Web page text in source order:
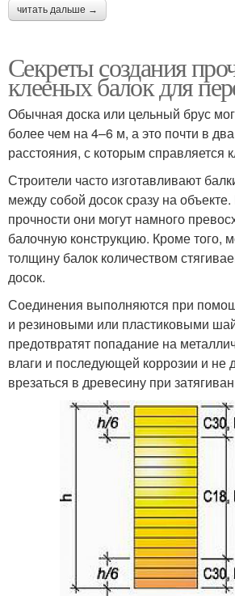
читать дальше →
Секреты создания
клееных балок для
Обычная доска или цельный брус
более чем на 4–6 м, а это почти в
расстояния, с которым справляется
Строители часто изготавливают
между собой досок сразу на
прочности они могут намного
балочную конструкцию. Кроме того,
толщину балок количеством
досок.
Соединения выполняются при
и резиновыми или пластиковыми
предотвратят попадание на
влаги и последующей коррозии и не
врезаться в древесину при